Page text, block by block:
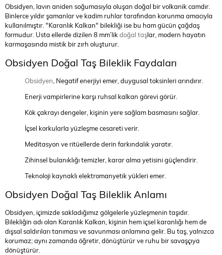
Obsidyen, lavın aniden soğumasıyla oluşan doğal bir volkanik camdır.
Binlerce yıldır şamanlar ve kadim ruhlar tarafından korunma amacıyla
kullanılmıştır. "Karanlık Kalkan" bilekliği ise bu ham gücün çağdaş
formudur. Usta ellerde dizilen 8 mm’likdoğal taşlar, modern hayatın
karmaşasında mistik bir zırh oluşturur.
Obsidyen Doğal Taş Bileklik Faydaları
Obsidyen, Negatif enerjiyi emer, duygusal toksinleri arındırır.
Enerji vampirlerine karşı ruhsal kalkan görevi görür.
Kök çakrayı dengeler, kişinin yere sağlam basmasını sağlar.
İçsel korkularla yüzleşme cesareti verir.
Meditasyon ve ritüellerde derin farkındalık yaratır.
Zihinsel bulanıklığı temizler, karar alma yetisini güçlendirir.
Teknoloji kaynaklı elektromanyetik yükleri emer.
Obsidyen Doğal Taş Bileklik Anlamı
Obsidyen, içimizde sakladığımız gölgelerle yüzleşmenin taşıdır.
Bilekliğin adı olan Karanlık Kalkan, kişinin hem içsel karanlığı hem de
dışsal saldırıları tanıması ve savunması anlamına gelir. Bu taş, yalnızca
korumaz; aynı zamanda öğretir, dönüştürür ve ruhu bir savaşçıya
dönüştürür.